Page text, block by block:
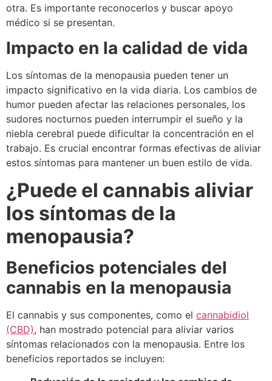
otra. Es importante reconocerlos y buscar apoyo
médico si se presentan.
Impacto en la calidad de vida
Los síntomas de la menopausia pueden tener un
impacto significativo en la vida diaria. Los cambios de
humor pueden afectar las relaciones personales, los
sudores nocturnos pueden interrumpir el sueño y la
niebla cerebral puede dificultar la concentración en el
trabajo. Es crucial encontrar formas efectivas de aliviar
estos síntomas para mantener un buen estilo de vida.
¿Puede el cannabis aliviar
los síntomas de la
menopausia?
Beneficios potenciales del
cannabis en la menopausia
El cannabis y sus componentes, como el cannabidiol
(CBD), han mostrado potencial para aliviar varios
síntomas relacionados con la menopausia. Entre los
beneficios reportados se incluyen: